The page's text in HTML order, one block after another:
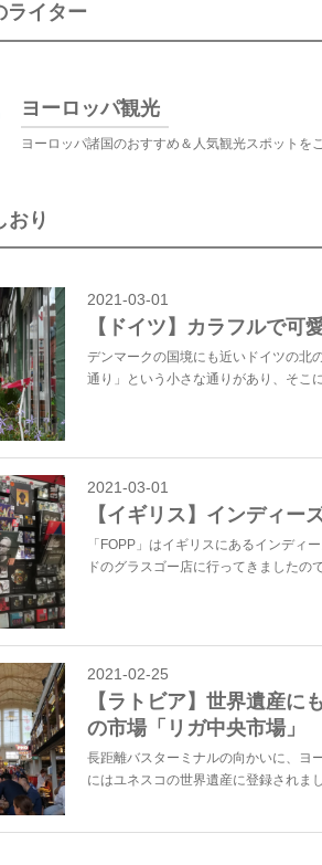
ライター
ヨーロッパ観光
ヨーロッパ諸国のおすすめ＆人気観光スポットを
おり
2021-03-01
【ドイツ】カラフルで可
デンマークの国境にも近いドイツの北
通り」という小さな通りがあり、そこ
2021-03-01
【イギリス】インディー
「FOPP」はイギリスにあるインディ
ドのグラスゴー店に行ってきましたの
2021-02-25
【ラトビア】世界遺産に
の市場「リガ中央市場」
長距離バスターミナルの向かいに、ヨ
にはユネスコの世界遺産に登録されま